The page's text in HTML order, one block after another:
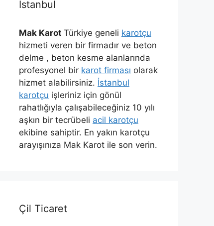
İstanbul
Mak Karot Türkiye geneli karotçu
hizmeti veren bir firmadır ve beton
delme , beton kesme alanlarında
profesyonel bir karot firması olarak
hizmet alabilirsiniz. İstanbul
karotçu işleriniz için gönül
rahatlığıyla çalışabileceğiniz 10 yılı
aşkın bir tecrübeli acil karotçu
ekibine sahiptir. En yakın karotçu
arayışınıza Mak Karot ile son verin.
Çil Ticaret